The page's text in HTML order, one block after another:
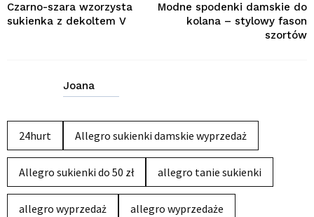
Czarno-szara wzorzysta
sukienka z dekoltem V
Modne spodenki damskie do
kolana – stylowy fason
szortów
Joana
24hurt Allegro sukienki damskie wyprzedaż
Allegro sukienki do 50 zł allegro tanie sukienki
allegro wyprzedaż allegro wyprzedaże